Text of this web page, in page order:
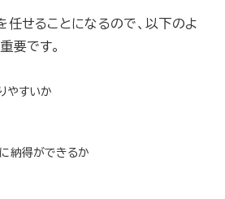
任せることになるので、以下のよ
要です。
やすいか
納得ができるか